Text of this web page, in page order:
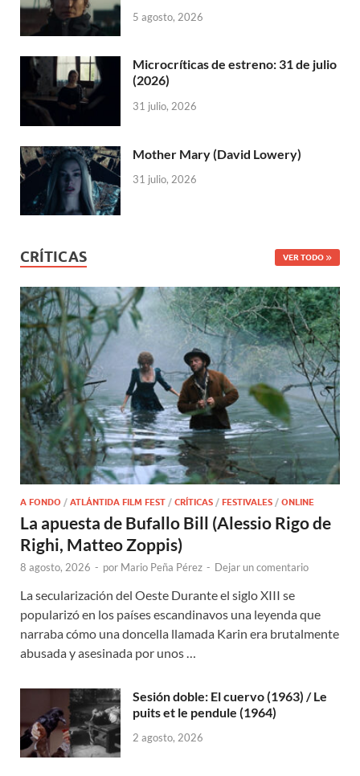
5 agosto, 2026
Microcríticas de estreno: 31 de julio
(2026)
31 julio, 2026
Mother Mary (David Lowery)
31 julio, 2026
CRÍTICAS VER TODO
A FONDO / ATLÁNTIDA FILM FEST / CRÍTICAS / FESTIVALES / ONLINE
La apuesta de Bufallo Bill (Alessio Rigo de
Righi, Matteo Zoppis)
8 agosto, 2026 - por Mario Peña Pérez - Dejar un comentario
La secularización del Oeste Durante el siglo XIII se
popularizó en los países escandinavos una leyenda que
narraba cómo una doncella llamada Karin era brutalmente
abusada y asesinada por unos …
Sesión doble: El cuervo (1963) / Le
puits et le pendule (1964)
2 agosto, 2026